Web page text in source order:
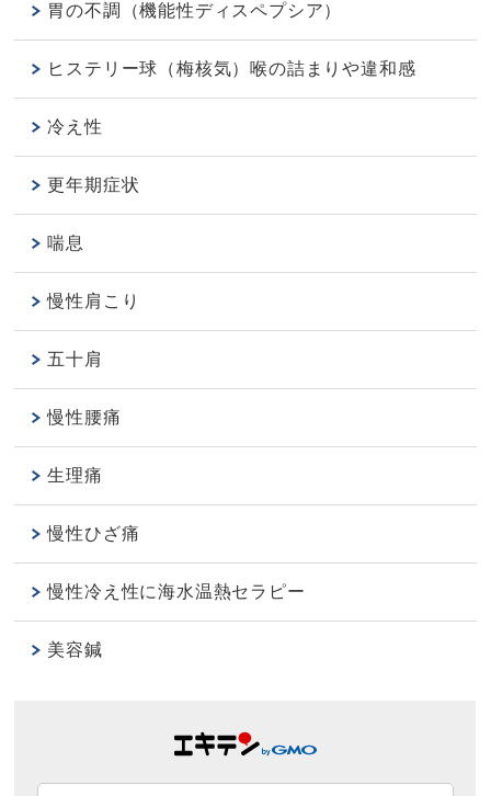
胃の不調（機能性ディスペプシア）
ヒステリー球（梅核気）喉の詰まりや違和感
冷え性
更年期症状
喘息
慢性肩こり
五十肩
慢性腰痛
生理痛
慢性ひざ痛
慢性冷え性に海水温熱セラピー
美容鍼